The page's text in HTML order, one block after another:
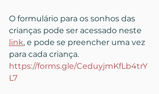
O formulário para os sonhos das
crianças pode ser acessado neste
link, e pode se preencher uma vez
para cada criança.
https://forms.gle/CeduyjmKfLb4trY
L7